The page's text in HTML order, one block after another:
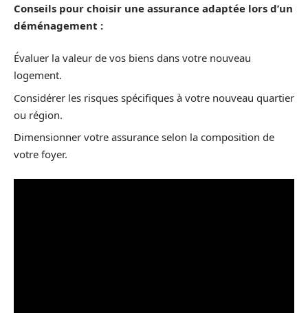
Conseils pour choisir une assurance adaptée lors d’un
déménagement :
Évaluer la valeur de vos biens dans votre nouveau
logement.
Considérer les risques spécifiques à votre nouveau quartier
ou région.
Dimensionner votre assurance selon la composition de
votre foyer.